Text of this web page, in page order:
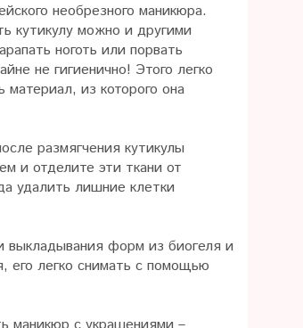
необрезного маникюра.
кутикулу можно и другими
ноготь или порвать
не гигиенично! Этого легко
из которого она
размягчения кутикулы
и отделите эти ткани от
удалить лишние клетки
выкладывания форм из биогеля и
его легко снимать с помощью